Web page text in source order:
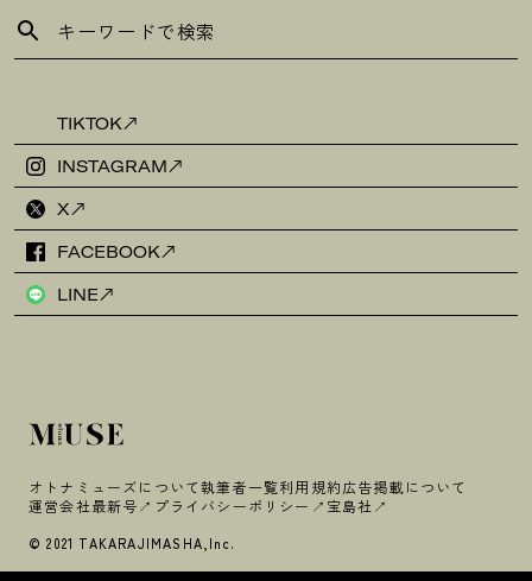
TIKTOK
INSTAGRAM
X
FACEBOOK
LINE
オトナミューズについて執筆者一覧利用規約広告掲載について
運営会社最新号 プライバシーポリシー 宝島社
© 2021 TAKARAJIMASHA,Inc.